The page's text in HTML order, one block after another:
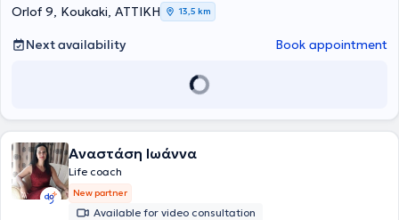
Orlof 9, Koukaki, ΑΤΤΙΚΗ 13,5 km
Next availability Book appointment
Αναστάση Ιωάννα
Life coach
New partner
Available for video consultation